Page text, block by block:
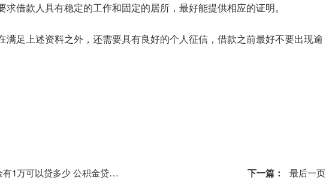
求借款人具有稳定的工作和固定的居所，最好能提供相应的证明。
满足上述资料之外，还需要具有良好的个人征信，借款之前最好不要出现逾
可以贷多少 公积金贷款最多可以贷多少 下一篇： 最后一页